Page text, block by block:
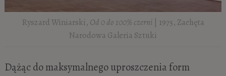
Ryszard Winiarski, Od 0 do 100% czerni | 1975, Zachęta
Narodowa Galeria Sztuki
Dążąc do maksymalnego uproszczenia form